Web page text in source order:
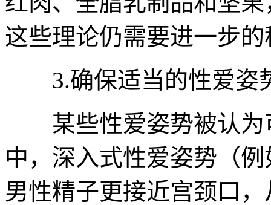
这些理论仍需要进一步
3.确保适当的性爱姿
某些性爱姿势被认为
中，深入式性爱姿势（
男性精子更接近宫颈口